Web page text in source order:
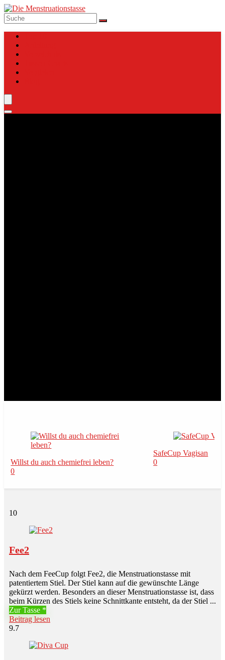
Willst du auch chemiefrei leben?
0
SafeCup Vagisan
0
10
Fee2
Nach dem FeeCup folgt Fee2, die Menstruationstasse mit
patentiertem Stiel. Der Stiel kann auf die gewünschte Länge
gekürzt werden. Besonders an dieser Menstruationstasse ist, dass
beim Kürzen des Stiels keine Schnittkante entsteht, da der Stiel ...
Zur Tasse
Beitrag lesen
9.7